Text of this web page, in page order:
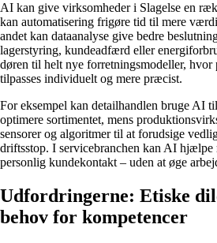
AI kan give virksomheder i Slagelse en
kan automatisering frigøre tid til mere
andet kan dataanalyse give bedre
lagerstyring, kundeadfærd eller
døren til helt nye forretningsmodeller, hvor
tilpasses individuelt og mere præcist.
For eksempel kan detailhandlen bruge AI
optimere sortimentet, mens
sensorer og algoritmer til at forudsige
driftsstop. I servicebranchen kan AI hjælpe
personlig kundekontakt – uden at øge
Udfordringerne: Etiske
behov for kompetencer